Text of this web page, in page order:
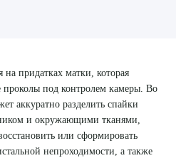
ОНЛАЙН
придатках матки, которая
проколы под контролем камеры. Во
аккуратно разделить спайки
и окружающими тканями,
или сформировать
непроходимости, а также